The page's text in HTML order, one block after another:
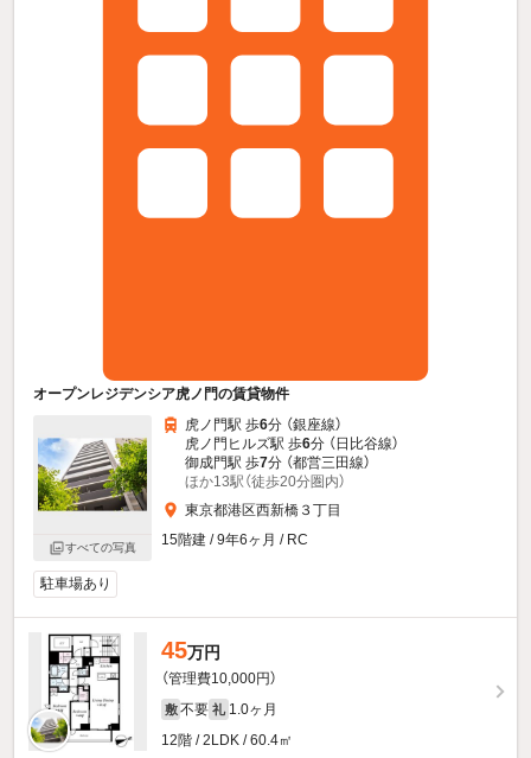
オープンレジデンシア虎ノ門の賃貸物件
すべての写真
虎ノ門駅 歩6分 （銀座線）
虎ノ門ヒルズ駅 歩6分 （日比谷線）
御成門駅 歩7分 （都営三田線）
ほか13駅（徒歩20分圏内）
東京都港区西新橋３丁目
15階建 / 9年6ヶ月 / RC
駐車場あり
45万円
（管理費10,000円）
敷 不要 礼 1.0ヶ月
12階 / 2LDK / 60.4㎡